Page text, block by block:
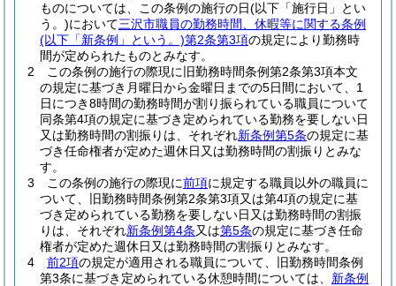
ものについては、この条例の施行の日(以下「施行日」とい
う。)において三沢市職員の勤務時間、休暇等に関する条例
(以下「新条例」という。)第2条第3項の規定により勤務時
間が定められたものとみなす。
2
この条例の施行の際現に旧勤務時間条例第2条第3項本文
の規定に基づき月曜日から金曜日までの5日間において、1
日につき8時間の勤務時間が割り振られている職員について
同条第4項の規定に基づき定められている勤務を要しない日
又は勤務時間の割振りは、それぞれ新条例第5条の規定に基
づき任命権者が定めた週休日又は勤務時間の割振りとみな
す。
3
この条例の施行の際現に前項に規定する職員以外の職員に
ついて、旧勤務時間条例第2条第3項又は第4項の規定に基
づき定められている勤務を要しない日又は勤務時間の割振
りは、それぞれ新条例第4条又は第5条の規定に基づき任命
権者が定めた週休日又は勤務時間の割振りとみなす。
4
前2項の規定が適用される職員について、旧勤務時間条例
第3条に基づき定められている休憩時間については、 新条例